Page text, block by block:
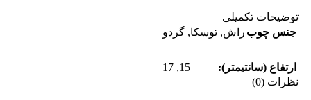
توضیحات تکمیلی
جنس چوب راش, توسکا, گردو
ارتفاع (سانتیمتر): 15
,
17
نظرات (0)